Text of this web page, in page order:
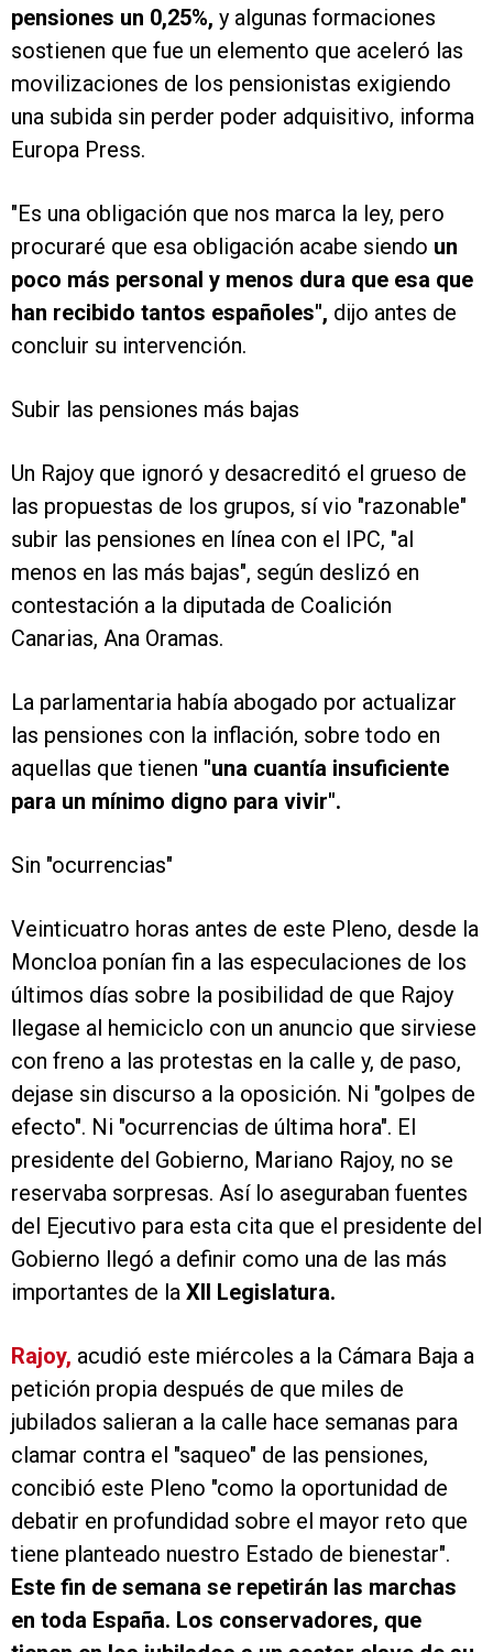
pensiones un 0,25%, y algunas formaciones
sostienen que fue un elemento que aceleró las
movilizaciones de los pensionistas exigiendo
una subida sin perder poder adquisitivo, informa
Europa Press.
"Es una obligación que nos marca la ley, pero
procuraré que esa obligación acabe siendo un
poco más personal y menos dura que esa que
han recibido tantos españoles", dijo antes de
concluir su intervención.
Subir las pensiones más bajas
Un Rajoy que ignoró y desacreditó el grueso de
las propuestas de los grupos, sí vio "razonable"
subir las pensiones en línea con el IPC, "al
menos en las más bajas", según deslizó en
contestación a la diputada de Coalición
Canarias, Ana Oramas.
La parlamentaria había abogado por actualizar
las pensiones con la inflación, sobre todo en
aquellas que tienen "una cuantía insuficiente
para un mínimo digno para vivir".
Sin "ocurrencias"
Veinticuatro horas antes de este Pleno, desde la
Moncloa ponían fin a las especulaciones de los
últimos días sobre la posibilidad de que Rajoy
llegase al hemiciclo con un anuncio que sirviese
con freno a las protestas en la calle y, de paso,
dejase sin discurso a la oposición. Ni "golpes de
efecto". Ni "ocurrencias de última hora". El
presidente del Gobierno, Mariano Rajoy, no se
reservaba sorpresas. Así lo aseguraban fuentes
del Ejecutivo para esta cita que el presidente del
Gobierno llegó a definir como una de las más
importantes de la XII Legislatura.
Rajoy, acudió este miércoles a la Cámara Baja a
petición propia después de que miles de
jubilados salieran a la calle hace semanas para
clamar contra el "saqueo" de las pensiones,
concibió este Pleno "como la oportunidad de
debatir en profundidad sobre el mayor reto que
tiene planteado nuestro Estado de bienestar".
Este fin de semana se repetirán las marchas
en toda España. Los conservadores, que